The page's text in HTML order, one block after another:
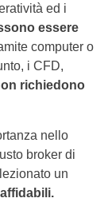
ed i
essere
computer o
i CFD,
richiedono
nello
broker di
un